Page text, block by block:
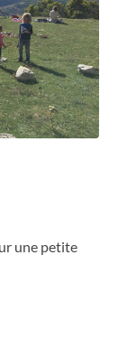
une petite